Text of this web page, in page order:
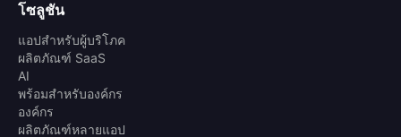
โซลูชัน
แอปสำหรับผู้บริโภค
ผลิตภัณฑ์ SaaS
AI
พร้อมสำหรับองค์กร
องค์กร
ผลิตภัณฑ์หลายแอป